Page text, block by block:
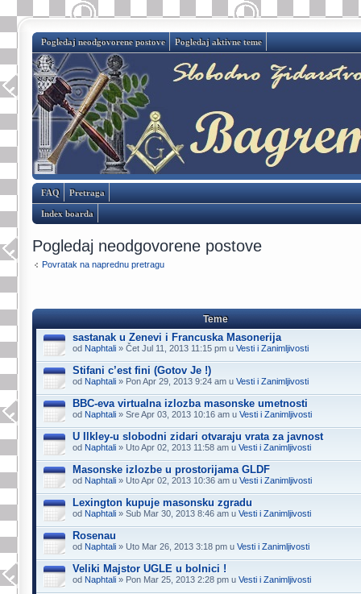
Pogledaj neodgovorene postove Pogledaj aktivne teme
FAQ Pretraga
Index boarda
Pogledaj neodgovorene postove
Povratak na naprednu pretragu
Teme
sastanak u Zenevi i Francuska Masonerija
od Naphtali » Čet Jul 11, 2013 11:15 pm u Vesti i Zanimljivosti
Stifani c’est fini (Gotov Je !)
od Naphtali » Pon Apr 29, 2013 9:24 am u Vesti i Zanimljivosti
BBC-eva virtualna izlozba masonske umetnosti
od Naphtali » Sre Apr 03, 2013 10:16 am u Vesti i Zanimljivosti
U Ilkley-u slobodni zidari otvaraju vrata za javnost
od Naphtali » Uto Apr 02, 2013 11:58 am u Vesti i Zanimljivosti
Masonske izlozbe u prostorijama GLDF
od Naphtali » Uto Apr 02, 2013 10:36 am u Vesti i Zanimljivosti
Lexington kupuje masonsku zgradu
od Naphtali » Sub Mar 30, 2013 8:46 am u Vesti i Zanimljivosti
Rosenau
od Naphtali » Uto Mar 26, 2013 3:18 pm u Vesti i Zanimljivosti
Veliki Majstor UGLE u bolnici !
od Naphtali » Pon Mar 25, 2013 2:28 pm u Vesti i Zanimljivosti